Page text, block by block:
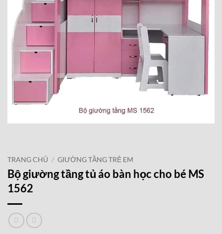
TRANG CHỦ / GIƯỜNG TẦNG TRẺ EM
Bộ giường tầng tủ áo bàn học cho bé MS
1562